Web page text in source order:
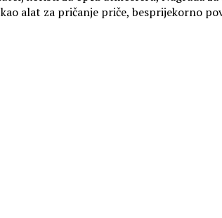
alat za pričanje priče, besprijekorno